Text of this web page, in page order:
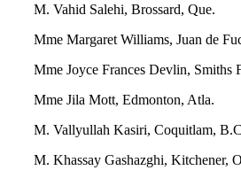
M. Vahid Salehi, Brossard, Que.
Mme Margaret Williams, Juan de
Mme Joyce Frances Devlin, Smiths
Mme Jila Mott, Edmonton, Atla.
M. Vallyullah Kasiri, Coquitlam,
M. Khassay Gashazghi, Kitchener,